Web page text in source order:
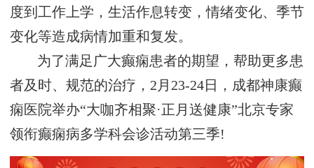
度到工作上学，生活作息转变，情绪变化、季节
变化等造成病情加重和复发。
为了满足广大癫痫患者的期望，帮助更多患
者及时、规范的治疗，2月23-24日，成都神康癫
痫医院举办“大咖齐相聚·正月送健康”北京专家
领衔癫痫病多学科会诊活动第三季!